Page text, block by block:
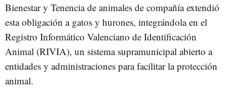
Bienestar y Tenencia de animales de compañía extendió
esta obligación a gatos y hurones, integrándola en el
Registro Informático Valenciano de Identificación
Animal (RIVIA), un sistema supramunicipal abierto a
entidades y administraciones para facilitar la protección
animal.